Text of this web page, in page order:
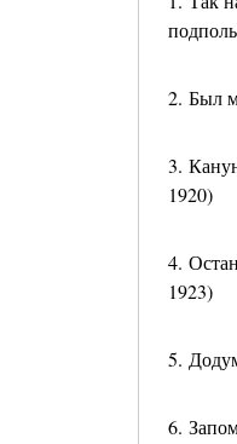
2. Был
3.
1920)
4.
1923)
5.
6.